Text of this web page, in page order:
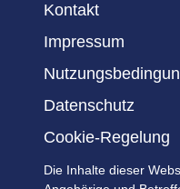
Kontakt
Impressum
Datenschutz
Cookie-Regelung
Die Inhalte dieser